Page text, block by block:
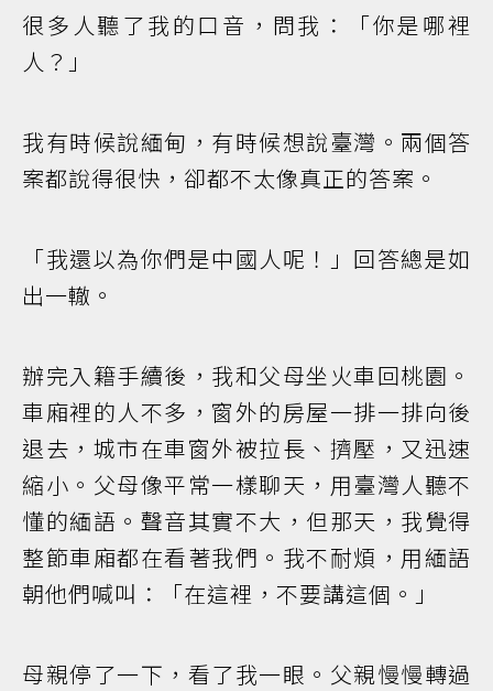
很多人聽了我的口音，問我：「你是哪裡
人？」
我有時候說緬甸，有時候想說臺灣。兩個答
案都說得很快，卻都不太像真正的答案。
「我還以為你們是中國人呢！」回答總是如
出一轍。
辦完入籍手續後，我和父母坐火車回桃園。
車廂裡的人不多，窗外的房屋一排一排向後
退去，城市在車窗外被拉長、擠壓，又迅速
縮小。父母像平常一樣聊天，用臺灣人聽不
懂的緬語。聲音其實不大，但那天，我覺得
整節車廂都在看著我們。我不耐煩，用緬語
朝他們喊叫：「在這裡，不要講這個。」
母親停了一下，看了我一眼。父親慢慢轉過